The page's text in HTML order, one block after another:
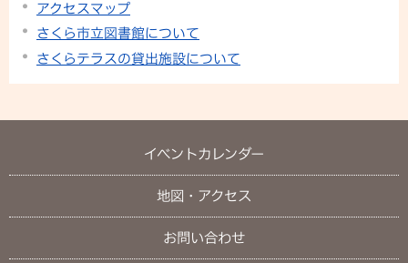
アクセスマップ
さくら市立図書館について
さくらテラスの貸出施設について
イベントカレンダー
地図・アクセス
お問い合わせ